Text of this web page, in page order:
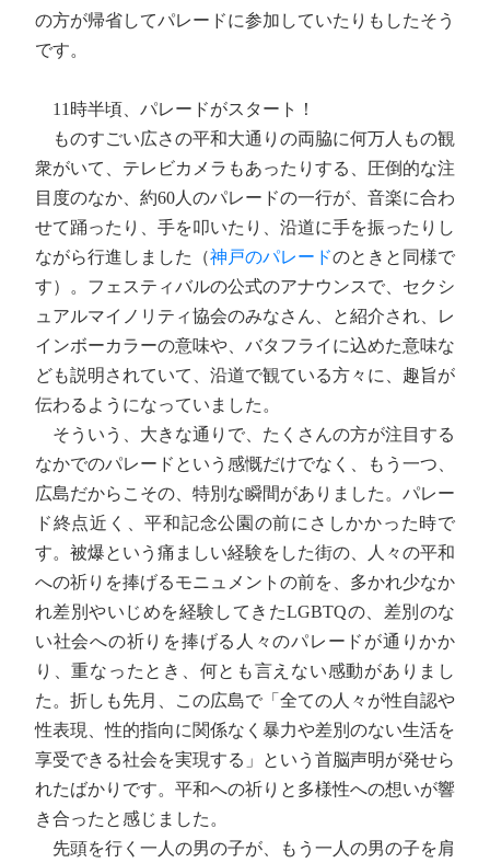
の方が帰省してパレードに参加していたりもしたそう
です。
11時半頃、パレードがスタート！
ものすごい広さの平和大通りの両脇に何万人もの観
衆がいて、テレビカメラもあったりする、圧倒的な注
目度のなか、約60人のパレードの一行が、音楽に合わ
せて踊ったり、手を叩いたり、沿道に手を振ったりし
ながら行進しました（神戸のパレードのときと同様で
す）。フェスティバルの公式のアナウンスで、セクシ
ュアルマイノリティ協会のみなさん、と紹介され、レ
インボーカラーの意味や、バタフライに込めた意味な
ども説明されていて、沿道で観ている方々に、趣旨が
伝わるようになっていました。
そういう、大きな通りで、たくさんの方が注目する
なかでのパレードという感慨だけでなく、もう一つ、
広島だからこその、特別な瞬間がありました。パレー
ド終点近く、平和記念公園の前にさしかかった時で
す。被爆という痛ましい経験をした街の、人々の平和
への祈りを捧げるモニュメントの前を、多かれ少なか
れ差別やいじめを経験してきたLGBTQの、差別のな
い社会への祈りを捧げる人々のパレードが通りかか
り、重なったとき、何とも言えない感動がありまし
た。折しも先月、この広島で「全ての人々が性自認や
性表現、性的指向に関係なく暴力や差別のない生活を
享受できる社会を実現する」という首脳声明が発せら
れたばかりです。平和への祈りと多様性への想いが響
き合ったと感じました。
先頭を行く一人の男の子が、もう一人の男の子を肩